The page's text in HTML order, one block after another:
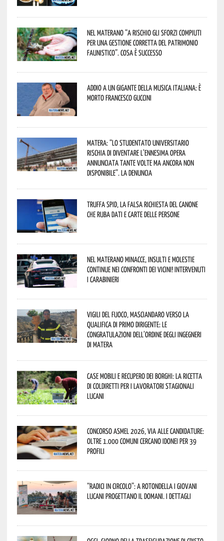
Nel materano “a rischio gli sforzi compiuti
per una gestione corretta del patrimonio
faunistico”. Cosa è successo
Addio a un gigante della musica italiana: è
morto Francesco Guccini
Matera: “Lo studentato universitario
rischia di diventare l’ennesima opera
annunciata tante volte ma ancora non
disponibile”. La denuncia
Truffa Spid, la falsa richiesta del canone
che ruba dati e carte delle persone
Nel materano minacce, insulti e molestie
continue nei confronti dei vicini! Intervenuti
i Carabinieri
Vigili del Fuoco, Masciandaro verso la
qualifica di Primo Dirigente: le
congratulazioni dell’Ordine degli Ingegneri
di Matera
Case mobili e recupero dei borghi: la ricetta
di Coldiretti per i lavoratori stagionali
lucani
Concorso Asmel 2026, via alle candidature:
oltre 1.000 Comuni cercano idonei per 39
profili
“Radici in Circolo”: a Rotondella i giovani
lucani progettano il domani. I dettagli